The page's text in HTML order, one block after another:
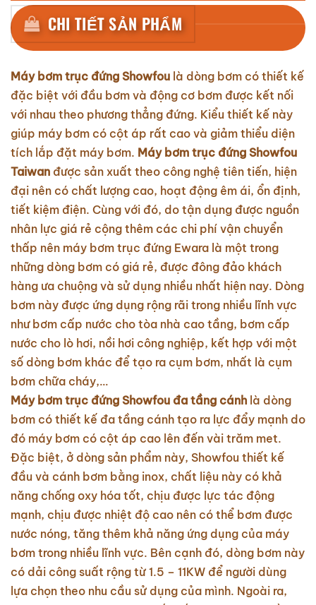
CHI TIẾT SẢN PHẨM
Máy bơm trục đứng Showfou là dòng bơm có thiết kế
đặc biệt với đầu bơm và động cơ bơm được kết nối
với nhau theo phương thẳng đứng. Kiểu thiết kế này
giúp máy bơm có cột áp rất cao và giảm thiểu diện
tích lắp đặt máy bơm. Máy bơm trục đứng Showfou
Taiwan được sản xuất theo công nghệ tiên tiến, hiện
đại nên có chất lượng cao, hoạt động êm ái, ổn định,
tiết kiệm điện. Cùng với đó, do tận dụng được nguồn
nhân lực giá rẻ cộng thêm các chi phí vận chuyển
thấp nên máy bơm trục đứng Ewara là một trong
những dòng bơm có giá rẻ, được đông đảo khách
hàng ưa chuộng và sử dụng nhiều nhất hiện nay. Dòng
bơm này được ứng dụng rộng rãi trong nhiều lĩnh vực
như bơm cấp nước cho tòa nhà cao tầng, bơm cấp
nước cho lò hơi, nồi hơi công nghiệp, kết hợp với một
số dòng bơm khác để tạo ra cụm bơm, nhất là cụm
bơm chữa cháy,…
Máy bơm trục đứng Showfou đa tầng cánh là dòng
bơm có thiết kế đa tầng cánh tạo ra lực đẩy mạnh do
đó máy bơm có cột áp cao lên đến vài trăm met.
Đặc biệt, ở dòng sản phẩm này, Showfou thiết kế
đầu và cánh bơm bằng inox, chất liệu này có khả
năng chống oxy hóa tốt, chịu được lực tác động
mạnh, chịu được nhiệt độ cao nên có thể bơm được
nước nóng, tăng thêm khả năng ứng dụng của máy
bơm trong nhiều lĩnh vực. Bên cạnh đó, dòng bơm này
có dải công suất rộng từ 1.5 – 11KW để người dùng
lựa chọn theo nhu cầu sử dụng của mình. Ngoài ra,